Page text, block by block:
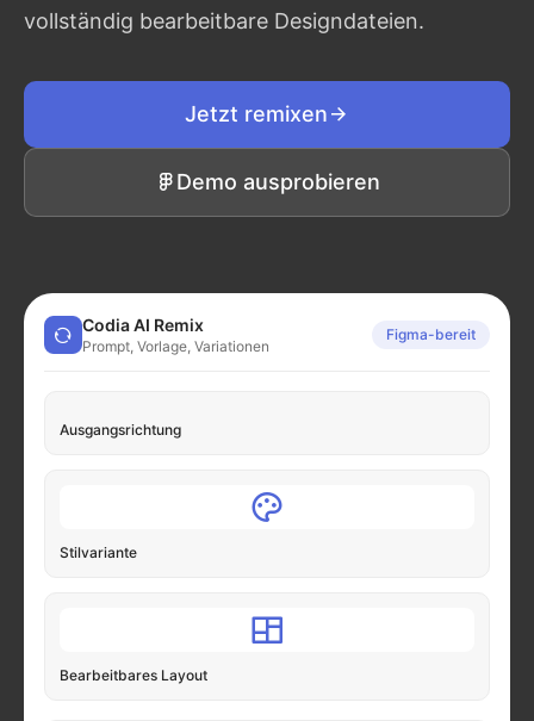
vollständig bearbeitbare Designdateien.
Jetzt remixen
Demo ausprobieren
Codia AI Remix
Prompt, Vorlage, Variationen
Figma-bereit
Ausgangsrichtung
Stilvariante
Bearbeitbares Layout